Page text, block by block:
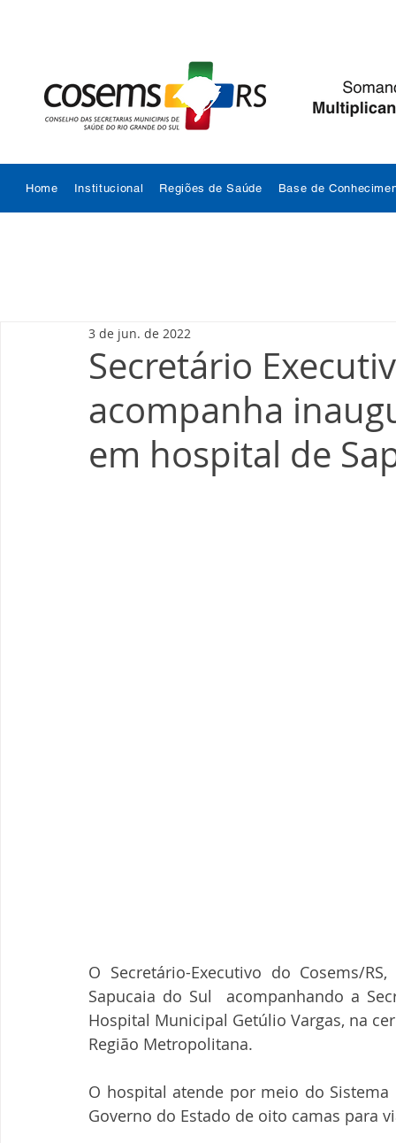
Home Institucional Regiões de Saúde Base de
Secretário
acompanha
em hospital de
3 de jun. de 2022
O Secretário-Executivo do Cosems/
Sapucaia do Sul  acompanhando a
Hospital Municipal Getúlio Vargas, na
Região Metropolitana.
O hospital atende por meio do Sistema
Governo do Estado de oito camas para